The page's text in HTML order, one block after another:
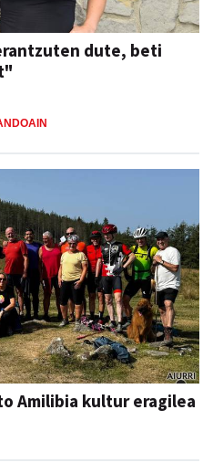
dute, beti
Amilibia kultur eragilea